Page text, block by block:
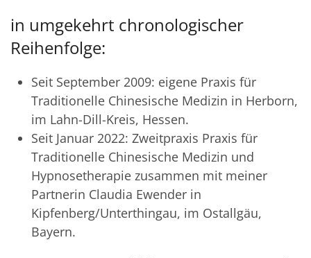
in umgekehrt chronologischer
Reihenfolge:
Seit September 2009: eigene Praxis für
Traditionelle Chinesische Medizin in Herborn,
im Lahn-Dill-Kreis, Hessen.
Seit Januar 2022: Zweitpraxis Praxis für
Traditionelle Chinesische Medizin und
Hypnosetherapie zusammen mit meiner
Partnerin Claudia Ewender in
Kipfenberg/Unterthingau, im Ostallgäu,
Bayern.